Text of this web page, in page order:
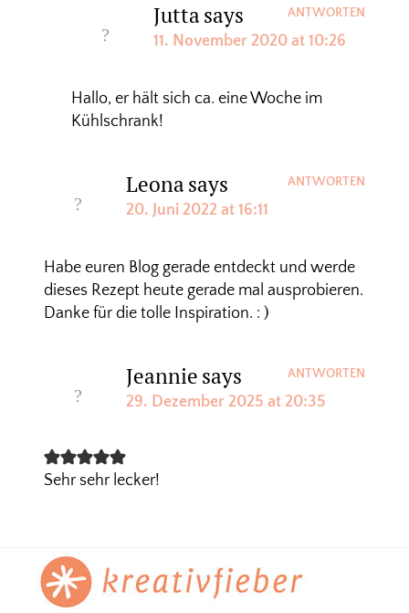
Juttasays
11. November 2020 at 10:26
Hallo, er hält sich ca. eine Woche im
Kühlschrank!
ANTWORTEN
Leonasays
20. Juni 2022 at 16:11
Habe euren Blog gerade entdeckt und werde
dieses Rezept heute gerade mal ausprobieren.
Danke für die tolle Inspiration. : )
ANTWORTEN
Jeanniesays
29. Dezember 2025 at 20:35
Sehr sehr lecker!
ANTWORTEN
Footer